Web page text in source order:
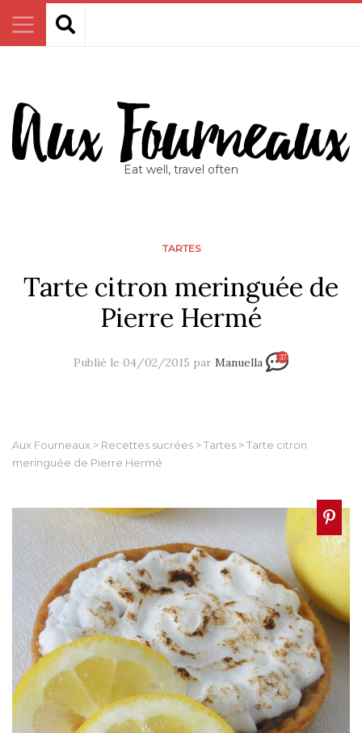
Eat well, travel often
TARTES
Tarte citron meringuée de
Pierre Hermé
Publié le 04/02/2015 par Manuella 37
Aux Fourneaux > Recettes sucrées >Tartes >Tarte citron
meringuée de Pierre Hermé